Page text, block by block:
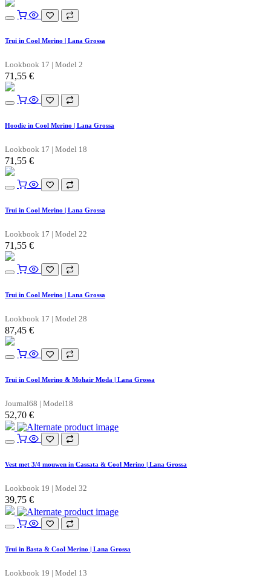
Trui in Cool Merino | Lana Grossa
Lookbook 17 | Model 2
71,55 €
Hoodie in Cool Merino | Lana Grossa
Lookbook 17 | Model 18
71,55 €
Trui in Cool Merino | Lana Grossa
Lookbook 17 | Model 22
71,55 €
Trui in Cool Merino | Lana Grossa
Lookbook 17 | Model 28
87,45 €
Trui in Cool Merino & Mohair Moda | Lana Grossa
Journal68 | Model18
52,70 €
Vest met 3/4 mouwen in Cassata & Cool Merino | Lana Grossa
Lookbook 19 | Model 32
39,75 €
Trui in Basta & Cool Merino | Lana Grossa
Lookbook 19 | Model 13